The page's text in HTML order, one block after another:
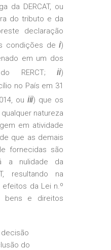
da DERCAT, ou
do tributo e da
declaração
condições dei)
em um dos
RERCT;ii)
no País em 31
ou iii) que os
natureza
em atividade
que as demais
fornecidas são
a nulidade da
resultando na
efeitos da Lei n.º
bens e direitos
do